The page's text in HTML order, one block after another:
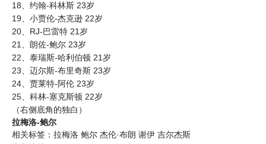
18、约翰-科林斯 23岁
19、小贾伦-杰克逊 22岁
20、RJ-巴雷特 21岁
21、朗佐-鲍尔 23岁
22、泰瑞斯-哈利伯顿 21岁
23、迈尔斯-布里奇斯 23岁
24、贾莱特-阿伦 23岁
25、科林-塞克斯顿 22岁
（右侧底角的独白）
拉梅洛-鲍尔
相关标签： 拉梅洛 鲍尔 杰伦·布朗 谢伊 吉尔杰斯